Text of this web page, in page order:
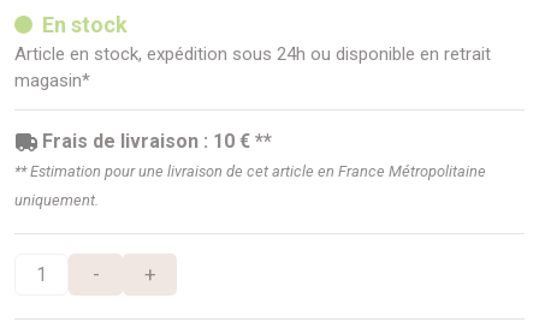
En stock
Article en stock, expédition sous 24h ou disponible en retrait
magasin*
Frais de livraison : 10 € **
** Estimation pour une livraison de cet article en France Métropolitaine
uniquement.
- +